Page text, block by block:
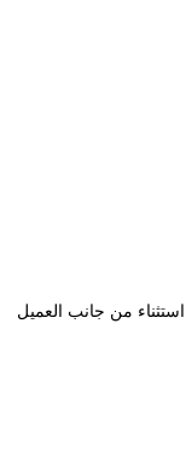
من جانب العميل